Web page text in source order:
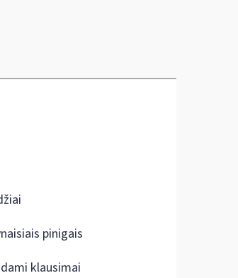
pinigais
klausimai